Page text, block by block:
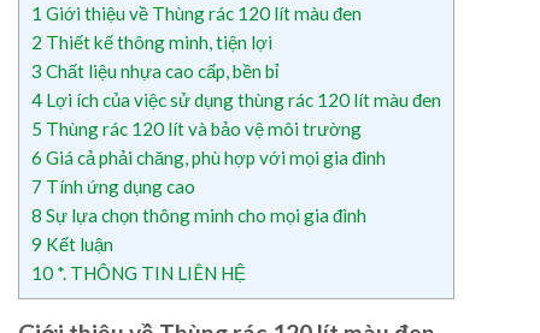
1 Giới thiệu về Thùng rác 120 lít màu đen
2 Thiết kế thông minh, tiện lợi
3 Chất liệu nhựa cao cấp, bền bỉ
4 Lợi ích của việc sử dụng thùng rác 120 lít màu đen
5 Thùng rác 120 lít và bảo vệ môi trường
6 Giá cả phải chăng, phù hợp với mọi gia đình
7 Tính ứng dụng cao
8 Sự lựa chọn thông minh cho mọi gia đình
9 Kết luận
10 *. THÔNG TIN LIÊN HỆ